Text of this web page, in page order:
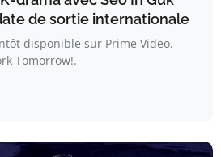
de sortie internationale
disponible sur Prime Video.
Tomorrow!.